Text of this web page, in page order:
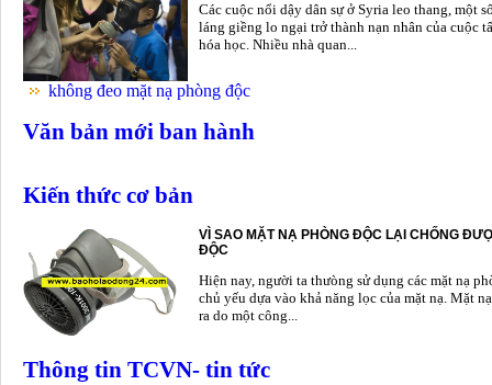
Các cuộc nổi dậy dân sự ở Syria leo thang, một
láng giềng lo ngại trở thành nạn nhân của cuộc
hóa học. Nhiều nhà quan...
không đeo mặt nạ phòng độc
Văn bản mới ban hành
Kiến thức cơ bản
VÌ SAO MẶT NẠ PHÒNG ĐỘC LẠI CHỐNG
ĐỘC
Hiện nay, người ta thưòng sử dụng các mặt nạ
chủ yếu dựa vào khả năng lọc của mặt nạ. Mặt
ra do một công...
Thông tin TCVN- tin tức